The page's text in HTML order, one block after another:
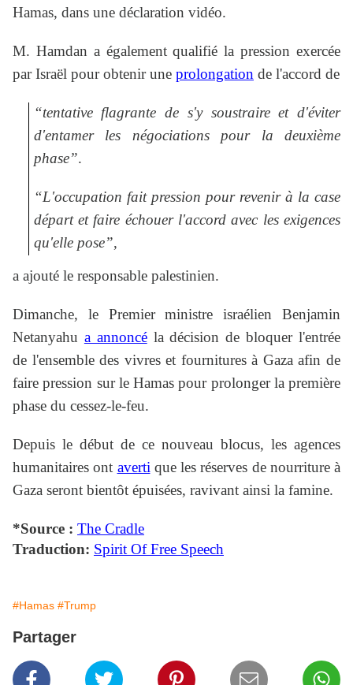
Hamas, dans une déclaration vidéo.
M. Hamdan a également qualifié la pression exercée
par Israël pour obtenir une prolongation de l'accord de
“tentative flagrante de s'y soustraire et d'éviter
d'entamer les négociations pour la deuxième
phase”.
“L'occupation fait pression pour revenir à la case
départ et faire échouer l'accord avec les exigences
qu'elle pose”,
a ajouté le responsable palestinien.
Dimanche, le Premier ministre israélien Benjamin
Netanyahu a annoncéla décision de bloquer l'entrée
de l'ensemble des vivres et fournitures à Gaza afin de
faire pression sur le Hamas pour prolonger la première
phase du cessez-le-feu.
Depuis le début de ce nouveau blocus, les agences
humanitaires ont averti que les réserves de nourriture à
Gaza seront bientôt épuisées, ravivant ainsi la famine.
*Source : The Cradle
Traduction: Spirit Of Free Speech
#Hamas #Trump
Partager